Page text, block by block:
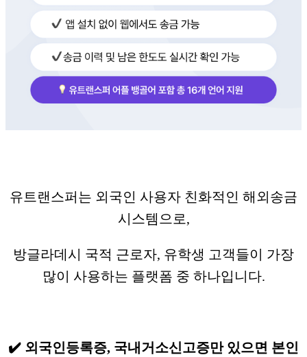
유트랜스퍼는 외국인 사용자 친화적인 해외송금
시스템으로,
방글라데시 국적 근로자, 유학생 고객들이 가장
많이 사용하는 플랫폼 중 하나입니다.
✔️ 외국인등록증, 국내거소신고증만 있으면 본인